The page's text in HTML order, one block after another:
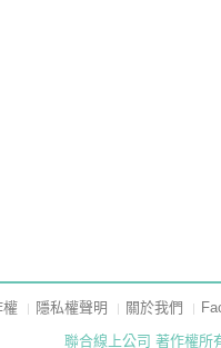
權 隱私權聲明 關於我們
聯合線上公司 著作權所